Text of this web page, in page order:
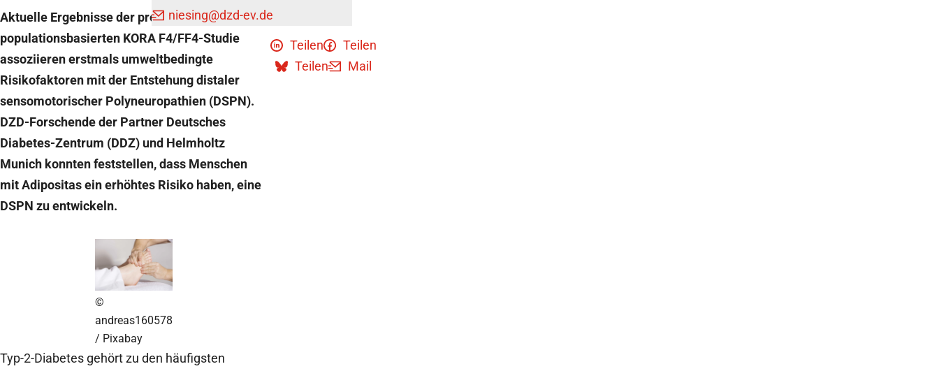
Aktuelle Ergebnisse der prospektiven
populationsbasierten KORA F4/FF4-Studie
assoziieren erstmals umweltbedingte
Risikofaktoren mit der Entstehung distaler
sensomotorischer Polyneuropathien (DSPN).
DZD-Forschende der Partner Deutsches
Diabetes-Zentrum (DDZ) und Helmholtz
Munich konnten feststellen, dass Menschen
mit Adipositas ein erhöhtes Risiko haben, eine
DSPN zu entwickeln.
©
andreas160578
/ Pixabay
Typ-2-Diabetes gehört zu den häufigsten
Teilen
Teilen
Teilen
Mail
niesing@dzd-ev.de